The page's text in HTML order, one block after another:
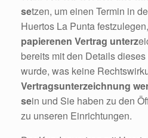
setzen, um einen Termin in
Huertos La Punta
papierenen Vertrag unterz
bereits mit den Details
wurde, was keine
Vertragsunterzeichnung
sein und Sie haben zu den
zu unseren Einrichtungen.